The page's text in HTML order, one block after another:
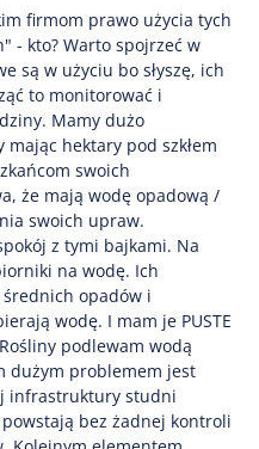
firmom prawo użycia tych
- kto? Warto spojrzeć w
są w użyciu bo słyszę, ich
to monitorować i
Mamy dużo
hektary pod szkłem
swoich
że mają wodę opadową /
swoich upraw.
z tymi bajkami. Na
na wodę. Ich
średnich opadów i
wodę. I mam je PUSTE
podlewam wodą
dużym problemem jest
infrastruktury studni
bez żadnej kontroli